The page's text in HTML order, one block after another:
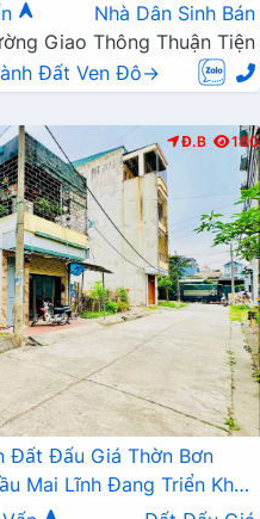
Nhà Dân Sinh Bán
Giao Thông Thuận Tiện
Đất Ven Đô→
Đ.B 180
Đất Đấu Giá Thờn Bơn
Mai Lĩnh Đang Triển Khai